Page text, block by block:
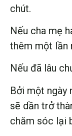
chút.
Nếu cha mẹ
thêm một lần
Nếu đã lâu
Bởi một ngày
sẽ dần trở
chăm sóc lại